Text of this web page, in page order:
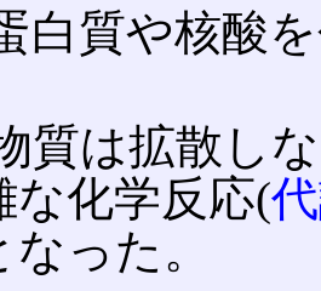
白質や核酸
質は拡散し
な化学反応(
った。